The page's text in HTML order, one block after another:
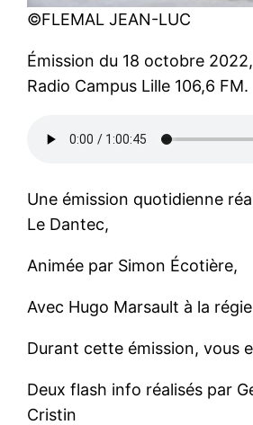
©FLEMAL JEAN-LUC
Émission du 18 octobre
Radio Campus Lille 106,6 FM.
Une émission quotidienne
Le Dantec,
Animée par Simon Écotière,
Avec Hugo Marsault à la
Durant cette émission, vous
Deux flash info réalisés par
Cristin